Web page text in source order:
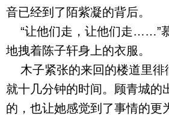
音已经到了陌紫凝的背后。
“让他们走，让他们走……”
地拽着陈子轩身上的衣服。
木子紧张的来回的楼道里徘
就十几分钟的时间。顾青城的
的，也让她感觉到了事情的更